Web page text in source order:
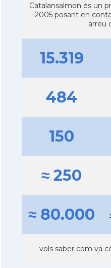
Catalansalmon és un
2005 posant en
arreu
15.319
484
150
≈ 250
≈ 80.000
vols saber com va